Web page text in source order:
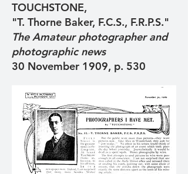
TOUCHSTONE,
"T. Thorne Baker, F.C.S., F.R.P.S."
The Amateur photographer and
photographic news
30 November 1909, p. 530